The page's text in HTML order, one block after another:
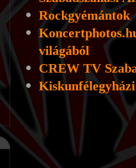
Rockgyémántok
világából
CREW TV